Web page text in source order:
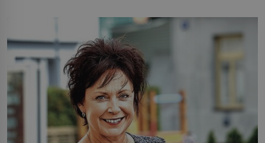
Jsme spolu moc rádi Tehdy byla jiná doba, když